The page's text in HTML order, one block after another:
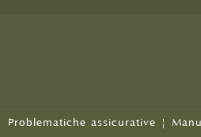
Problematiche assicurative |